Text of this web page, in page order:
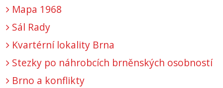
Mapa 1968
Sál Rady
Kvartérní lokality Brna
Stezky po náhrobcích brněnských osobností
Brno a konflikty